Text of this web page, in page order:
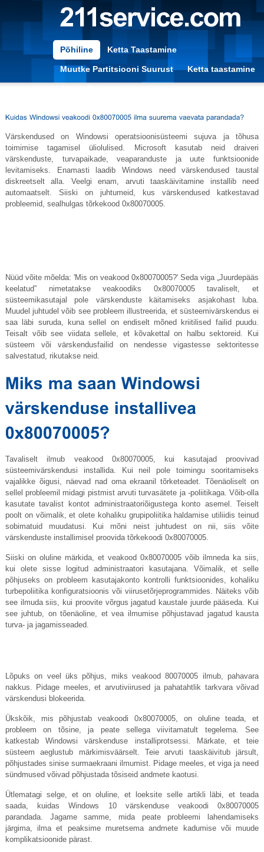
Põhiline Ketta Taastamine
Muutke Partitsiooni Suurust Ketta taastamine
Värskendused on Windowsi operatsioonisüsteemi sujuva ja tõhusa
toimimise tagamisel üliolulised. Microsoft kasutab neid draiveri
värskenduste, turvapaikade, veaparanduste ja uute funktsioonide
levitamiseks. Enamasti laadib Windows need värskendused taustal
diskreetselt alla. Veelgi enam, arvuti taaskäivitamine installib need
automaatselt. Siiski on juhtumeid, kus värskendused katkestavad
probleemid, sealhulgas tõrkekood 0x80070005.
Nüüd võite mõelda: 'Mis on veakood 0x80070005?' Seda viga „Juurdepääs
keelatud” nimetatakse veakoodiks 0x80070005 tavaliselt, et
süsteemikasutajal pole värskenduste käitamiseks asjakohast luba.
Muudel juhtudel võib see probleem illustreerida, et süsteemivärskendus ei
saa läbi suruda, kuna sellel on endiselt mõned kriitilised failid puudu.
Teisalt võib see viidata sellele, et kõvakettal on halbu sektoreid. Kui
süsteem või värskendusfailid on nendesse vigastesse sektoritesse
salvestatud, rikutakse neid.
Tavaliselt ilmub veakood 0x80070005, kui kasutajad proovivad
süsteemivärskendusi installida. Kui neil pole toimingu sooritamiseks
vajalikke õigusi, näevad nad oma ekraanil tõrketeadet. Tõenäoliselt on
sellel probleemil midagi pistmist arvuti turvasätete ja -poliitikaga. Võib-olla
kasutate tavalist kontot administraatoriõigustega konto asemel. Teiselt
poolt on võimalik, et olete kohaliku grupipoliitika haldamise utiliidis teinud
sobimatuid muudatusi. Kui mõni neist juhtudest on nii, siis võite
värskenduste installimisel proovida tõrkekoodi 0x80070005.
Siiski on oluline märkida, et veakood 0x80070005 võib ilmneda ka siis,
kui olete sisse logitud administraatori kasutajana. Võimalik, et selle
põhjuseks on probleem kasutajakonto kontrolli funktsioonides, kohaliku
turbepoliitika konfiguratsioonis või viirusetõrjeprogrammides. Näiteks võib
see ilmuda siis, kui proovite võrgus jagatud kaustale juurde pääseda. Kui
see juhtub, on tõenäoline, et vea ilmumise põhjustavad jagatud kausta
turva- ja jagamisseaded.
Lõpuks on veel üks põhjus, miks veakood 80070005 ilmub, pahavara
nakkus. Pidage meeles, et arvutiviirused ja pahatahtlik tarkvara võivad
värskendusi blokeerida.
Ükskõik, mis põhjustab veakoodi 0x80070005, on oluline teada, et
probleem on tõsine, ja peate sellega viivitamatult tegelema. See
katkestab Windowsi värskenduse installiprotsessi. Märkate, et teie
süsteem aeglustub märkimisväärselt. Teie arvuti taaskäivitub järsult,
põhjustades sinise surmaekraani ilmumist. Pidage meeles, et viga ja need
sündmused võivad põhjustada tõsiseid andmete kaotusi.
Ütlematagi selge, et on oluline, et loeksite selle artikli läbi, et teada
saada, kuidas Windows 10 värskenduse veakoodi 0x80070005
parandada. Jagame samme, mida peate probleemi lahendamiseks
järgima, ilma et peaksime muretsema andmete kadumise või muude
komplikatsioonide pärast.